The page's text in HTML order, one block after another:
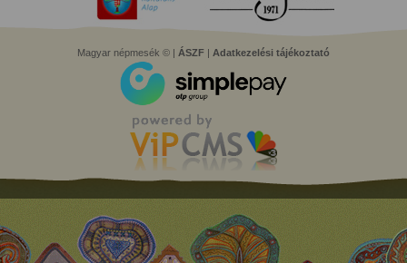
Magyar népmesék © | ÁSZF | Adatkezelési tájékoztató